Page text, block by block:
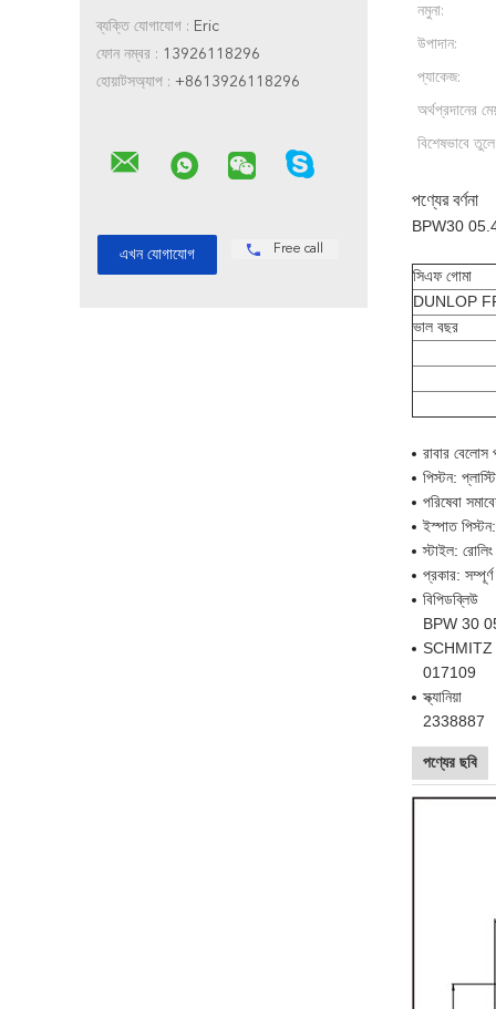
ব্যক্তি যোগাযোগ : Eric
ফোন নম্বর : 13926118296
হোয়াটসঅ্যাপ : +8613926118296
Free call
নমুনা:
উপাদান:
প্যাকেজ:
অর্থপ্রদানের
বিশেষভাবে
পণ্যের বর্ণনা
BPW30
সিএফ গোমা
DUNLOP
ভাল বছর
রাবার
পিস্টন:
পরিষেবা
ইস্পাত
স্টাইল:
প্রকার: সম্পূর্ণ
বিপিডব্লিউ
BPW 30
SCHMITZ
017109
স্ক্যানিয়া
2338887
পণ্যের ছবি